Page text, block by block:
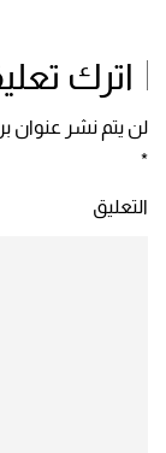
اترك
لن يتم نشر عنوان
*
التعليق